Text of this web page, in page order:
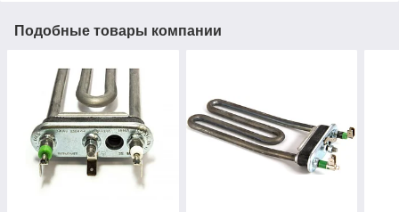
Подобные товары компании